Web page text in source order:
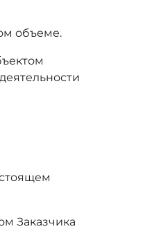
объеме.
Заказчика